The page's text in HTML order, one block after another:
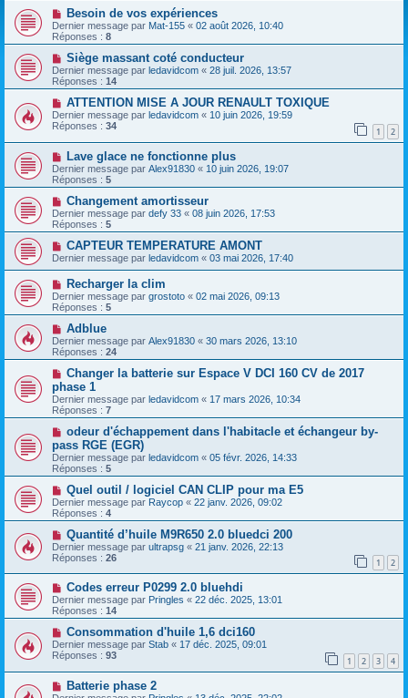
Besoin de vos expériences
Dernier message par Mat-155 « 02 août 2026, 10:40
Réponses : 8
Siège massant coté conducteur
Dernier message par ledavidcom « 28 juil. 2026, 13:57
Réponses : 14
ATTENTION MISE A JOUR RENAULT TOXIQUE
Dernier message par ledavidcom « 10 juin 2026, 19:59
Réponses : 34 1 2
Lave glace ne fonctionne plus
Dernier message par Alex91830 « 10 juin 2026, 19:07
Réponses : 5
Changement amortisseur
Dernier message par defy 33 « 08 juin 2026, 17:53
Réponses : 5
CAPTEUR TEMPERATURE AMONT
Dernier message par ledavidcom « 03 mai 2026, 17:40
Recharger la clim
Dernier message par grostoto « 02 mai 2026, 09:13
Réponses : 5
Adblue
Dernier message par Alex91830 « 30 mars 2026, 13:10
Réponses : 24
Changer la batterie sur Espace V DCI 160 CV de 2017
phase 1
Dernier message par ledavidcom « 17 mars 2026, 10:34
Réponses : 7
odeur d'échappement dans l'habitacle et échangeur by-
pass RGE (EGR)
Dernier message par ledavidcom « 05 févr. 2026, 14:33
Réponses : 5
Quel outil / logiciel CAN CLIP pour ma E5
Dernier message par Raycop « 22 janv. 2026, 09:02
Réponses : 4
Quantité d’huile M9R650 2.0 bluedci 200
Dernier message par ultrapsg « 21 janv. 2026, 22:13
Réponses : 26 1 2
Codes erreur P0299 2.0 bluehdi
Dernier message par Pringles « 22 déc. 2025, 13:01
Réponses : 14
Consommation d'huile 1,6 dci160
Dernier message par Stab « 17 déc. 2025, 09:01
Réponses : 93 1 2 3 4
Batterie phase 2